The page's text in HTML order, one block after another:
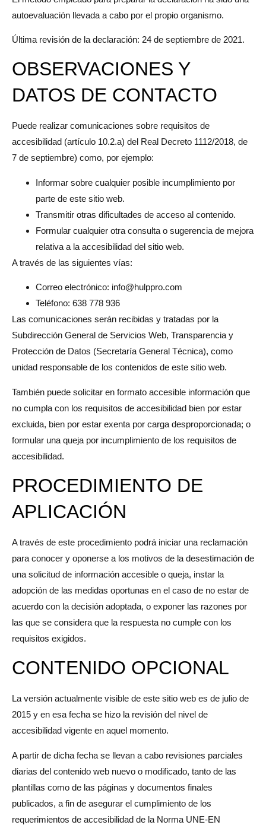
autoevaluación llevada a cabo por el propio organismo.
Última revisión de la declaración: 24 de septiembre de 2021.
OBSERVACIONES Y
DATOS DE CONTACTO
Puede realizar comunicaciones sobre requisitos de
accesibilidad (artículo 10.2.a) del Real Decreto 1112/2018, de
7 de septiembre) como, por ejemplo:
Informar sobre cualquier posible incumplimiento por
parte de este sitio web.
Transmitir otras dificultades de acceso al contenido.
Formular cualquier otra consulta o sugerencia de mejora
relativa a la accesibilidad del sitio web.
A través de las siguientes vías:
Correo electrónico: info@hulppro.com
Teléfono: 638 778 936
Las comunicaciones serán recibidas y tratadas por la
Subdirección General de Servicios Web, Transparencia y
Protección de Datos (Secretaría General Técnica), como
unidad responsable de los contenidos de este sitio web.
También puede solicitar en formato accesible información que
no cumpla con los requisitos de accesibilidad bien por estar
excluida, bien por estar exenta por carga desproporcionada; o
formular una queja por incumplimiento de los requisitos de
accesibilidad.
PROCEDIMIENTO DE
APLICACIÓN
A través de este procedimiento podrá iniciar una reclamación
para conocer y oponerse a los motivos de la desestimación de
una solicitud de información accesible o queja, instar la
adopción de las medidas oportunas en el caso de no estar de
acuerdo con la decisión adoptada, o exponer las razones por
las que se considera que la respuesta no cumple con los
requisitos exigidos.
CONTENIDO OPCIONAL
La versión actualmente visible de este sitio web es de julio de
2015 y en esa fecha se hizo la revisión del nivel de
accesibilidad vigente en aquel momento.
A partir de dicha fecha se llevan a cabo revisiones parciales
diarias del contenido web nuevo o modificado, tanto de las
plantillas como de las páginas y documentos finales
publicados, a fin de asegurar el cumplimiento de los
requerimientos de accesibilidad de la Norma UNE-EN